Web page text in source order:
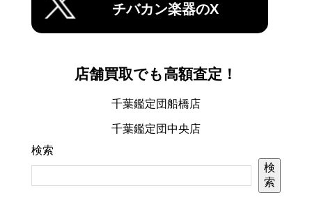
チバカン楽器のX
店舗買取でも高額査定！
千葉鑑定団船橋店
千葉鑑定団中央店
検索
検
索